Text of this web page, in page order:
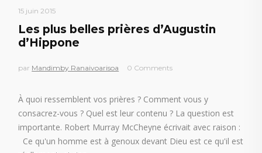
15 juin 2015
Les plus belles prières d’Augustin
d’Hippone
par Mandimby Ranaivoarisoa 0 Comments
À quoi ressemblent vos prières ? Comment vous y
consacrez-vous ? Quel est leur contenu ? La question est
importante. Robert Murray McCheyne écrivait avec raison :
Ce qu'un homme est à genoux devant Dieu est ce qu'il est